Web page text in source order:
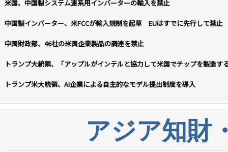
米国、中国製システム連系用インバーターの輸入を禁止
中国製インバーター、米FCCが輸入規制を起草 EUはすでに先行して禁止
中国財政部、46社の米国企業製品の調達を禁止
トランプ大統領、「アップルがインテルと協力して米国でチップを製造す
トランプ米大統領、AI企業による自主的なモデル提出制度を導入
アジア知財